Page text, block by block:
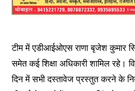
टीम में एडीआईओएस राणा बृजेश कुमार
समेत कई शिक्षा अधिकारी शामिल रहे।
दिन में सभी दस्तावेज प्रस्तुत करने के